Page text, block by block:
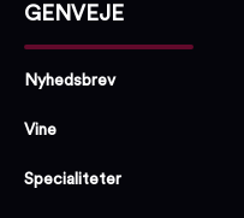
GENVEJE
Nyhedsbrev
Vine
Specialiteter